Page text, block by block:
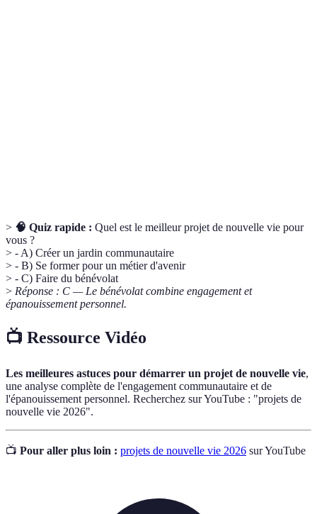
> 🧠 Quiz rapide : Quel est le meilleur projet de nouvelle vie pour
vous ?
> - A) Créer un jardin communautaire
> - B) Se former pour un métier d'avenir
> - C) Faire du bénévolat
> Réponse : C — Le bénévolat combine engagement et
épanouissement personnel.
📺 Ressource Vidéo
Les meilleures astuces pour démarrer un projet de nouvelle vie,
une analyse complète de l'engagement communautaire et de
l'épanouissement personnel. Recherchez sur YouTube : "projets de
nouvelle vie 2026".
📺 Pour aller plus loin : projets de nouvelle vie 2026 sur YouTube